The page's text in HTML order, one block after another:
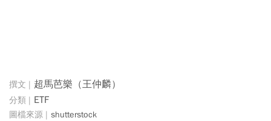
超馬芭樂（王仲麟）
ETF
shutterstock